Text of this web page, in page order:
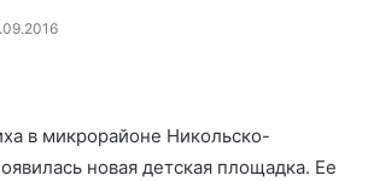
в микрорайоне Никольско-
новая детская площадка. Ее